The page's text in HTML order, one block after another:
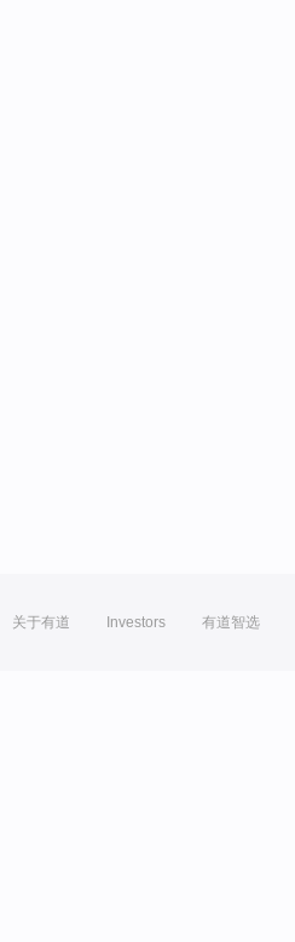
关于有道 Investors 有道智选